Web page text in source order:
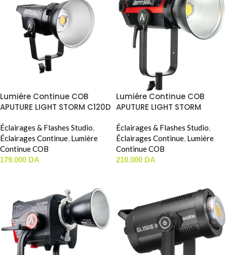
Lumiére Continue COB
APUTURE LIGHT STORM C120D
Éclairages & Flashes Studio,
Éclairages Continue, Lumière
Continue COB
179.000 DA
Lumiére Continue COB
APUTURE LIGHT STORM
350W )
Éclairages & Flashes Studio,
Éclairages Continue, Lumière
Continue COB
210.000 DA